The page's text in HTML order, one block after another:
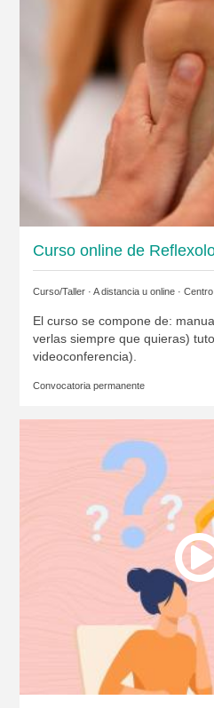
Curso online de
Curso/Taller · A distancia u online ·
El curso se compone de:
verlas siempre que quieras)
videoconferencia).
Convocatoria permanente